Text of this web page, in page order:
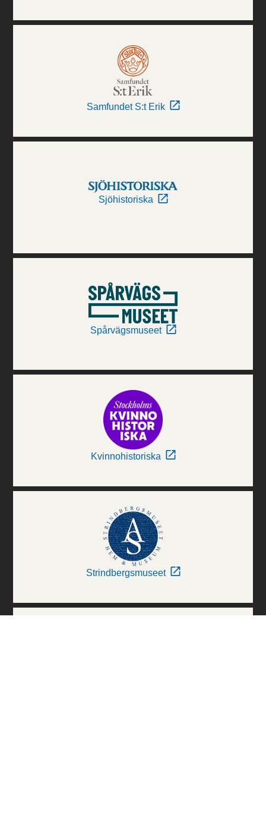
Samfundet S:t Erik
Sjöhistoriska
Spårvägsmuseet
Kvinnohistoriska
Strindbergsmuseet